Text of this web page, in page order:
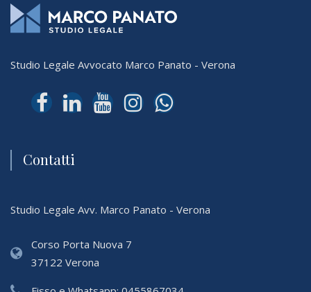
Studio Legale Avvocato Marco Panato - Verona
Contatti
Studio Legale Avv. Marco Panato - Verona
Corso Porta Nuova 7
37122 Verona